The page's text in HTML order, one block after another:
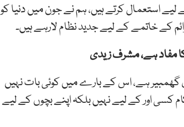
استعمال کرتے ہیں، ہم نے جون میں دنیا کو
کے خاتمے کے لیے جدید نظام لارہے ہیں۔
مفاد ہے، مشرف زیدی
گھمبیر ہے، اس کے بارے میں کوئی بات نہیں
کسی اور کے لیے نہیں بلکہ اپنے بچوں کے لیے